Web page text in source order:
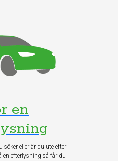
en
eller är du ute efter
en efterlysning så får du